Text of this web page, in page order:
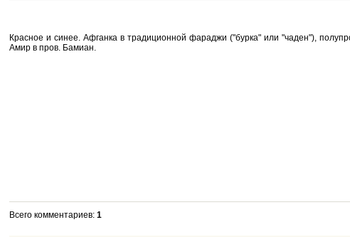
Красное и синее. Афганка в традиционной фараджи ("бурка" или "чаден"),
Амир в пров. Бамиан.
Всего комментариев:1